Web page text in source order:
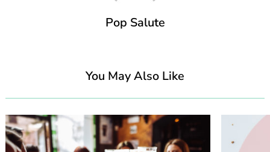
Pop Salute
You May Also Like